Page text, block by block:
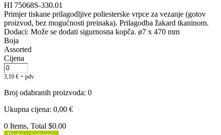
HI 75068S-330.01
Primjer tiskane prilagodljive poliesterske vrpce za vezanje (gotov
proizvod, bez mogućnosti preinaka). Prilagodba žakard tkaninom.
Dodaci: Može se dodati sigurnosna kopča. ø7 x 470 mm
Boja
Assorted
Cijena
3,10 € + pdv
Broj odabranih proizvoda: 0
Ukupna cijena: 0,00 €
0 Items, Total $0.00